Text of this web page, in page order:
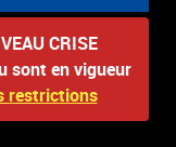
CRISE
sont en vigueur
restrictions